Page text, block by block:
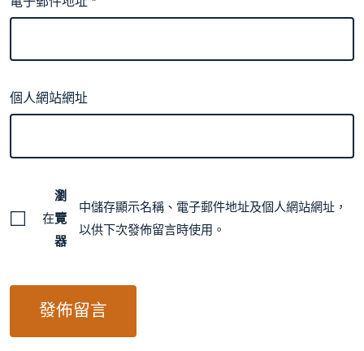
個人網站網址
在
瀏
覽
器
中儲存顯示名稱、電子郵件地址及個人網站網址，
以供下次發佈留言時使用。